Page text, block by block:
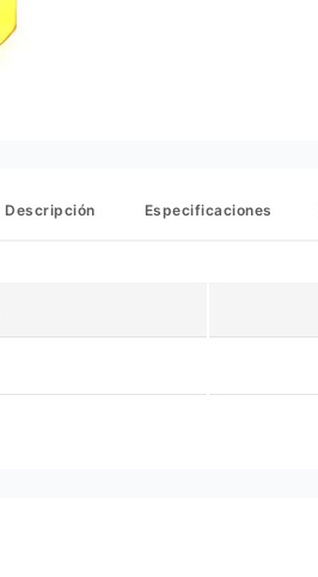
Descripción Especificaciones